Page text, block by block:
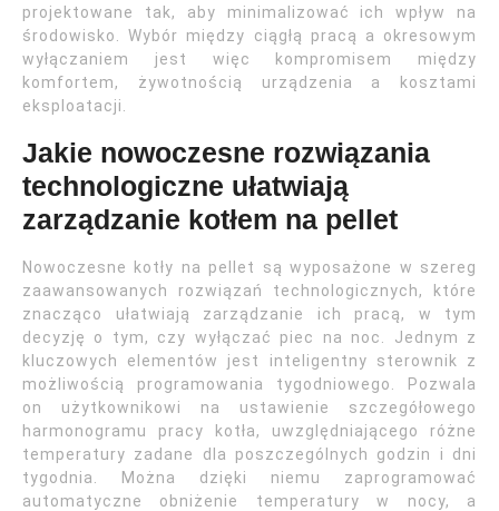
projektowane tak, aby minimalizować ich wpływ na
środowisko. Wybór między ciągłą pracą a okresowym
wyłączaniem jest więc kompromisem między
komfortem, żywotnością urządzenia a kosztami
eksploatacji.
Jakie nowoczesne rozwiązania
technologiczne ułatwiają
zarządzanie kotłem na pellet
Nowoczesne kotły na pellet są wyposażone w szereg
zaawansowanych rozwiązań technologicznych, które
znacząco ułatwiają zarządzanie ich pracą, w tym
decyzję o tym, czy wyłączać piec na noc. Jednym z
kluczowych elementów jest inteligentny sterownik z
możliwością programowania tygodniowego. Pozwala
on użytkownikowi na ustawienie szczegółowego
harmonogramu pracy kotła, uwzględniającego różne
temperatury zadane dla poszczególnych godzin i dni
tygodnia. Można dzięki niemu zaprogramować
automatyczne obniżenie temperatury w nocy, a